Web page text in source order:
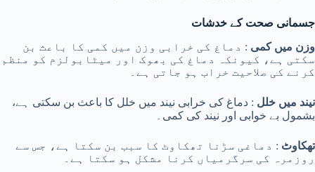
جسمانی صحت کے خدشات
وزن میں کمی : دماغ کی خرابی وزن میں کمی کا باعث بن
سکتی ہے، کیونکہ دماغ کی بھوک اور میٹابولزم کو منظم
کرنے کی صلاحیت خراب ہو جاتی ہے۔
نیند میں خلل : دماغ کی خرابی نیند میں خلل کا باعث بن سکتی ہے،
بشمول بے خوابی اور نیند کی کمی۔
تھکاوٹ : دماغی سڑنا تھکاوٹ کا سبب بن سکتا ہے، جس سے
روزمرہ کی سرگرمیاں کرنا مشکل ہو سکتا ہے۔